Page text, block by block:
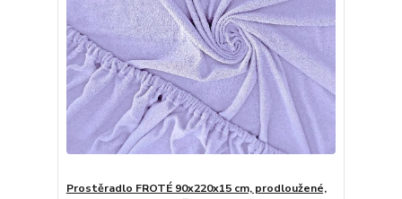
Prostěradlo FROTÉ 90x220x15 cm, prodloužené,